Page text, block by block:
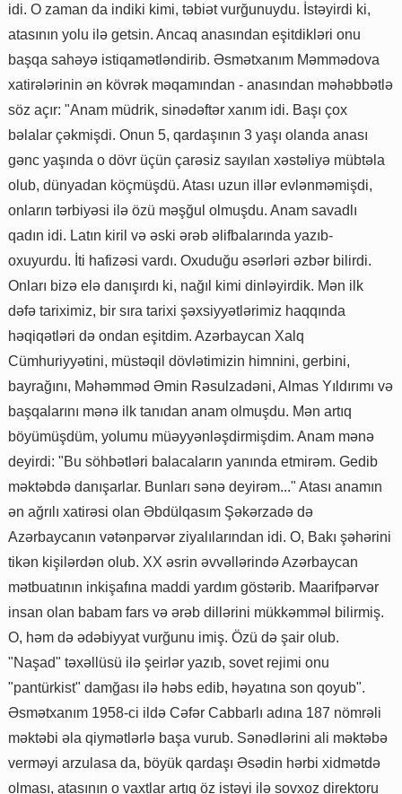
idi. O zaman da indiki kimi, təbiət vurğunuydu. İstəyirdi ki,
atasının yolu ilə getsin. Ancaq anasından eşitdikləri onu
başqa sahəyə istiqamətləndirib. Əsmətxanım Məmmədova
xatirələrinin ən kövrək məqamından - anasından məhəbbətlə
söz açır: "Anam müdrik, sinədəftər xanım idi. Başı çox
bəlalar çəkmişdi. Onun 5, qardaşının 3 yaşı olanda anası
gənc yaşında o dövr üçün çarəsiz sayılan xəstəliyə mübtəla
olub, dünyadan köçmüşdü. Atası uzun illər evlənməmişdi,
onların tərbiyəsi ilə özü məşğul olmuşdu. Anam savadlı
qadın idi. Latın kiril və əski ərəb əlifbalarında yazıb-
oxuyurdu. İti hafizəsi vardı. Oxuduğu əsərləri əzbər bilirdi.
Onları bizə elə danışırdı ki, nağıl kimi dinləyirdik. Mən ilk
dəfə tariximiz, bir sıra tarixi şəxsiyyətlərimiz haqqında
həqiqətləri də ondan eşitdim. Azərbaycan Xalq
Cümhuriyyətini, müstəqil dövlətimizin himnini, gerbini,
bayrağını, Məhəmməd Əmin Rəsulzadəni, Almas Yıldırımı və
başqalarını mənə ilk tanıdan anam olmuşdu. Mən artıq
böyümüşdüm, yolumu müəyyənləşdirmişdim. Anam mənə
deyirdi: "Bu söhbətləri balacaların yanında etmirəm. Gedib
məktəbdə danışarlar. Bunları sənə deyirəm..." Atası anamın
ən ağrılı xatirəsi olan Əbdülqasım Şəkərzadə də
Azərbaycanın vətənpərvər ziyalılarından idi. O, Bakı şəhərini
tikən kişilərdən olub. XX əsrin əvvəllərində Azərbaycan
mətbuatının inkişafına maddi yardım göstərib. Maarifpərvər
insan olan babam fars və ərəb dillərini mükkəmməl bilirmiş.
O, həm də ədəbiyyat vurğunu imiş. Özü də şair olub.
"Naşad" təxəllüsü ilə şeirlər yazıb, sovet rejimi onu
"pantürkist" damğası ilə həbs edib, həyatına son qoyub".
Əsmətxanım 1958-ci ildə Cəfər Cabbarlı adına 187 nömrəli
məktəbi əla qiymətlərlə başa vurub. Sənədlərini ali məktəbə
verməyi arzulasa da, böyük qardaşı Əsədin hərbi xidmətdə
olması, atasının o vaxtlar artıq öz istəyi ilə sovxoz direktoru